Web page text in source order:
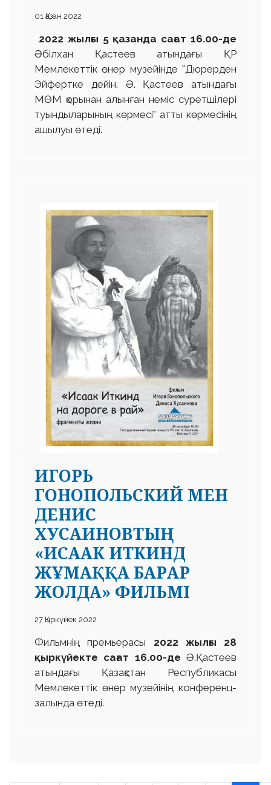
01 Қазан 2022
2022 жылғы 5 қазанда сағат 16.00-де
Әбілхан Қастеев атындағы ҚР
Мемлекеттік өнер музейінде "Дюрерден
Эйфертке дейін. Ә. Қастеев атындағы
МӨМ қорынан алынған неміс суретшілері
туындыларының көрмесі" атты көрмесінің
ашылуы өтеді.
ИГОРЬ
ГОНОПОЛЬСКИЙ МЕН
ДЕНИС
ХУСАИНОВТЫҢ
«ИСААК ИТКИНД
ЖҰМАҚҚА БАРАР
ЖОЛДА» ФИЛЬМІ
27 Қыркүйек 2022
Фильмнің премьерасы 2022 жылғы 28
қыркүйекте сағат 16.00-де Ә.Қастеев
атындағы Қазақстан Республикасы
Мемлекеттік өнер музейінің конференц-
залында өтеді.